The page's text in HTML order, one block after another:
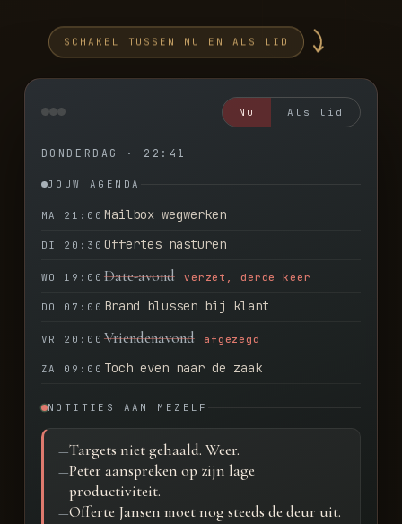
SCHAKEL TUSSEN NU EN ALS LID
Nu Als lid
DONDERDAG · 22:41
JOUW AGENDA
MA 21:00 Mailbox wegwerken
DI 20:30 Offertes nasturen
WO 19:00 Date-avond verzet, derde keer
DO 07:00 Brand blussen bij klant
VR 20:00 Vriendenavond afgezegd
ZA 09:00 Toch even naar de zaak
NOTITIES AAN MEZELF
—Targets niet gehaald. Weer.
—Peter aanspreken op zijn lage
productiviteit.
—Offerte Jansen moet nog steeds de deur uit.